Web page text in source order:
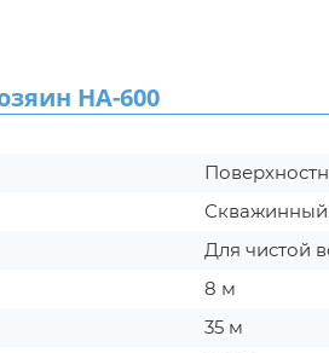
НА-600
Скважинный
Для чистой
8 м
35 м